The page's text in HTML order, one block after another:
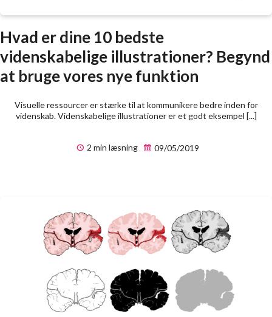
Hvad er dine 10 bedste
videnskabelige illustrationer? Begynd
at bruge vores nye funktion
Visuelle ressourcer er stærke til at kommunikere bedre inden for
videnskab. Videnskabelige illustrationer er et godt eksempel [...]
2 min læsning 09/05/2019